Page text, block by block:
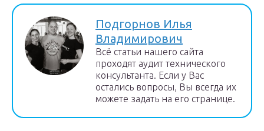
Подгорнов Илья
Владимирович
Всё статьи нашего сайта
проходят аудит технического
консультанта. Если у Вас
остались вопросы, Вы всегда их
можете задать на его странице.